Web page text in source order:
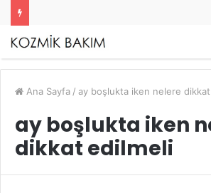
Ana Sayfa / ay boşlukta iken nelere
ay boşlukta iken
dikkat edilmeli